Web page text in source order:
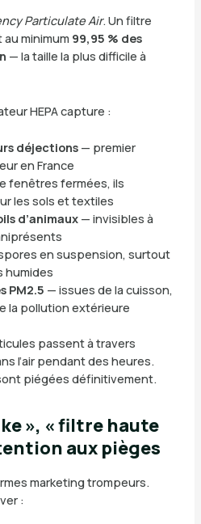
Particulate Air. Un filtre
minimum 99,95 % des
— la taille la plus difficile à
HEPA capture :
déjections— premier
en France
fenêtres fermées, ils
les sols et textiles
d’animaux— invisibles à
en suspension, surtout
humides
PM2.5 — issues de la cuisson,
la pollution extérieure
passent à travers
l’air pendant des heures.
piégées définitivement.
», « filtre haute
aux pièges
marketing trompeurs.
: